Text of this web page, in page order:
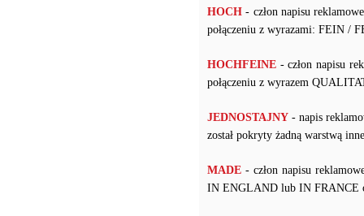
HOCH - człon napisu
połączeniu z wyrazami: FEIN
HOCHFEINE - człon napisu
połączeniu z wyrazem
JEDNOSTAJNY - napis
został pokryty żadną warstwą
MADE - człon napisu
IN ENGLAND lub IN FRANCE